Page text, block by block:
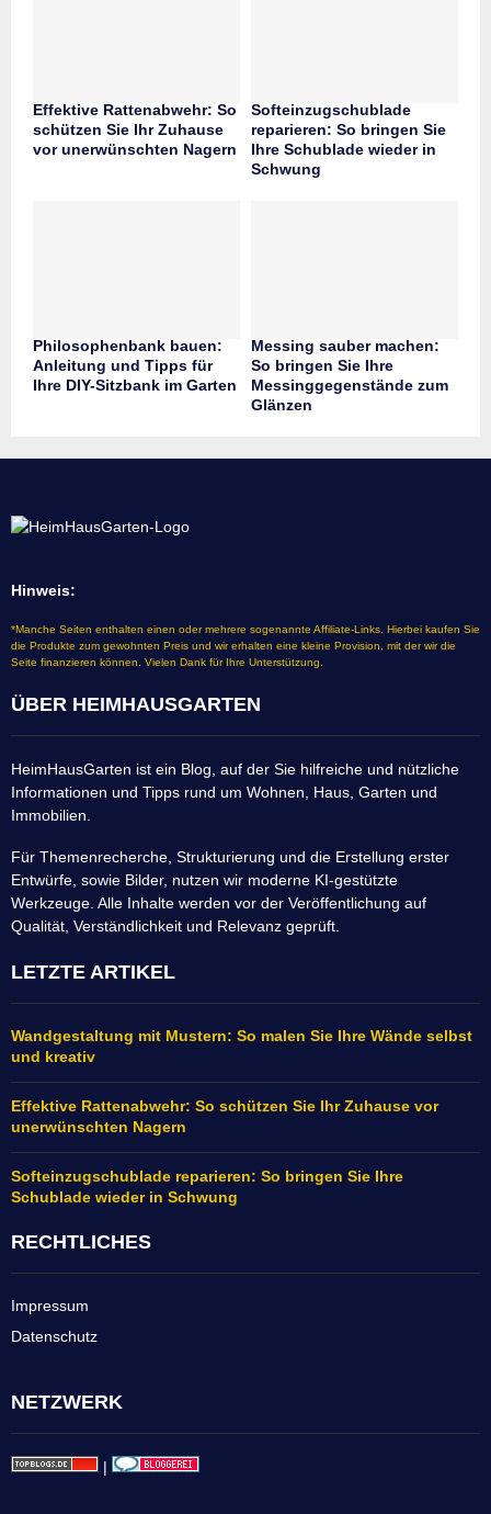
Effektive Rattenabwehr: So
schützen Sie Ihr Zuhause
vor unerwünschten Nagern
Softeinzugschublade
reparieren: So bringen Sie
Ihre Schublade wieder in
Schwung
Philosophenbank bauen:
Anleitung und Tipps für
Ihre DIY-Sitzbank im Garten
Messing sauber machen:
So bringen Sie Ihre
Messinggegenstände zum
Glänzen
Hinweis:
*Manche Seiten enthalten einen oder mehrere sogenannte Affiliate-Links. Hierbei kaufen Sie
die Produkte zum gewohnten Preis und wir erhalten eine kleine Provision, mit der wir die
Seite finanzieren können. Vielen Dank für Ihre Unterstützung.
ÜBER HEIMHAUSGARTEN
HeimHausGarten ist ein Blog, auf der Sie hilfreiche und nützliche
Informationen und Tipps rund um Wohnen, Haus, Garten und
Immobilien.
Für Themenrecherche, Strukturierung und die Erstellung erster
Entwürfe, sowie Bilder, nutzen wir moderne KI-gestützte
Werkzeuge. Alle Inhalte werden vor der Veröffentlichung auf
Qualität, Verständlichkeit und Relevanz geprüft.
LETZTE ARTIKEL
Wandgestaltung mit Mustern: So malen Sie Ihre Wände selbst
und kreativ
Effektive Rattenabwehr: So schützen Sie Ihr Zuhause vor
unerwünschten Nagern
Softeinzugschublade reparieren: So bringen Sie Ihre
Schublade wieder in Schwung
RECHTLICHES
Impressum
Datenschutz
NETZWERK
|